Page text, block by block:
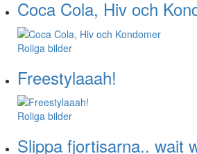
Coca Cola, Hiv och
Roliga bilder
Freestylaaah!
Roliga bilder
Slippa fjortisarna.. wait